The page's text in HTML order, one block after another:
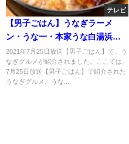
テレビ
【男子ごはん】うなぎラーメ
ン・うな一・本家うな白湯浜松
餃子のお取り寄せ！7月25日
2021年7月25日放送【男子ごはん】で、う
なぎグルメが紹介されました。ここでは、
7月25日放送【男子ごはん】で紹介された
うなぎグルメ、うな...